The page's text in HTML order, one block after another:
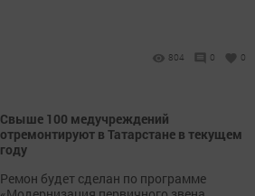
804 0 0
Свыше 100 медучреждений
отремонтируют в Татарстане в текущем
году
Ремон будет сделан по программе